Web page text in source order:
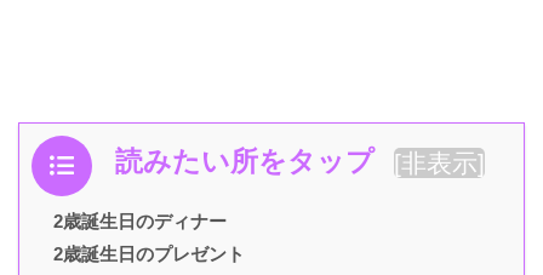
読みたい所をタップ [非表示]
2歳誕生日のディナー
2歳誕生日のプレゼント